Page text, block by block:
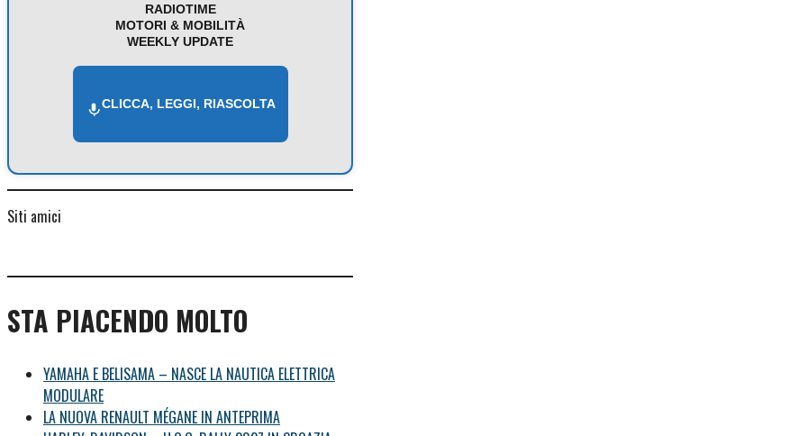
RADIOTIME
MOTORI & MOBILITÀ
WEEKLY UPDATE
CLICCA, LEGGI, RIASCOLTA
Siti amici
STA PIACENDO MOLTO
YAMAHA E BELISAMA – NASCE LA NAUTICA ELETTRICA
MODULARE
LA NUOVA RENAULT MÉGANE IN ANTEPRIMA